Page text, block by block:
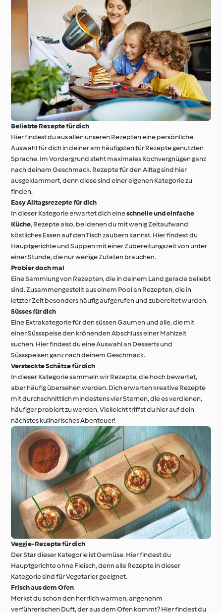
Beliebte Rezepte für dich
Hier findest du aus allen unseren Rezepten eine persönliche
Auswahl für dich in deiner am häufigsten für Rezepte genutzten
Sprache. Im Vordergrund steht maximales Kochvergnügen ganz
nach deinem Geschmack. Rezepte für den Alltag sind hier
ausgeklammert, denn diese sind einer eigenen Kategorie zu
finden.
Easy Alltagsrezepte für dich
In dieser Kategorie erwartet dich eineschnelle und einfache
Küche, Rezepte also, bei denen du mit wenig Zeitaufwand
köstliches Essen auf den Tisch zaubern kannst. Hier findest du
Hauptgerichte und Suppen mit einer Zubereitungszeit von unter
einer Stunde, die nur wenige Zutaten brauchen.
Probier doch mal
Eine Sammlung von Rezepten, die in deinem Land gerade beliebt
sind. Zusammengestellt aus einem Pool an Rezepten, die in
letzter Zeit besonders häufig aufgerufen und zubereitet wurden.
Süsses für dich
Eine Extrakategorie für den süssen Gaumen und alle, die mit
einer Süssspeise den krönenden Abschluss einer Mahlzeit
suchen. Hier findest du eine Auswahl an Desserts und
Süssspeisen ganz nach deinem Geschmack.
Versteckte Schätze für dich
In dieser Kategorie sammeln wir Rezepte, die hoch bewertet,
aber häufig übersehen werden. Dich erwarten kreative Rezepte
mit durchschnittlich mindestens vier Sternen, die es verdienen,
häufiger probiert zu werden. Vielleicht triffst du hier auf dein
nächstes kulinarisches Abenteuer!
Veggie-Rezepte für dich
Der Star dieser Kategorie ist Gemüse. Hier findest du
Hauptgerichte ohne Fleisch, denn alle Rezepte in dieser
Kategorie sind für Vegetarier geeignet.
Frisch aus dem Ofen
Merkst du schon den herrlich warmen, angenehm
verführerischen Duft, der aus dem Ofen kommt? Hier findest du